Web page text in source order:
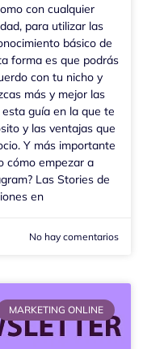
con cualquier
para utilizar las
básico de
forma es que podrás
con tu nicho y
más y mejor las
guía en la que te
y las ventajas que
Y más importante
cómo empezar a
Las Stories de
en
No hay comentarios
MARKETING ONLINE